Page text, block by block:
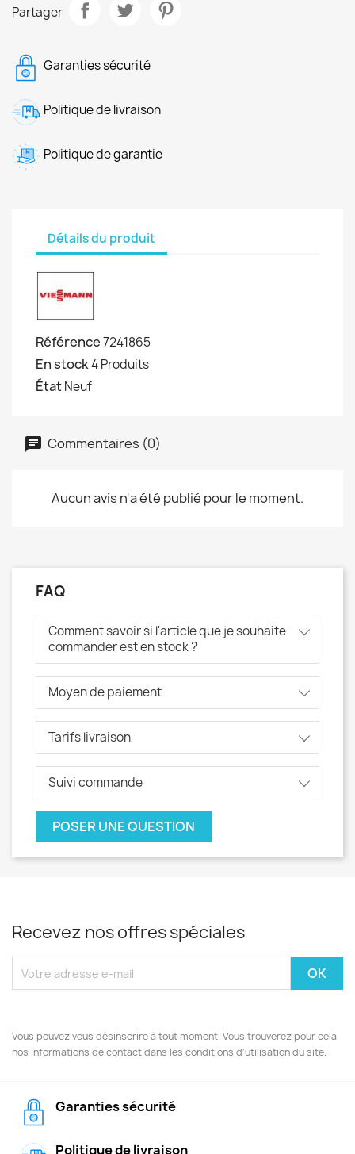
Partager
Garanties sécurité
Politique de livraison
Politique de garantie
Détails du produit
Référence7241865
En stock4 Produits
ÉtatNeuf
Commentaires (0)
Aucun avis n'a été publié pour le moment.
FAQ
Comment savoir si l'article que je souhaite
commander est en stock ?
Moyen de paiement
Tarifs livraison
Suivi commande
POSER UNE QUESTION
Recevez nos offres spéciales
Vous pouvez vous désinscrire à tout moment. Vous trouverez pour cela
nos informations de contact dans les conditions d'utilisation du site.
Garanties sécurité
Politique de livraison